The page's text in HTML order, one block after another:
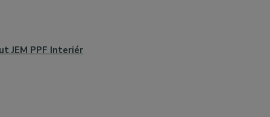
JEM PPF Interiér